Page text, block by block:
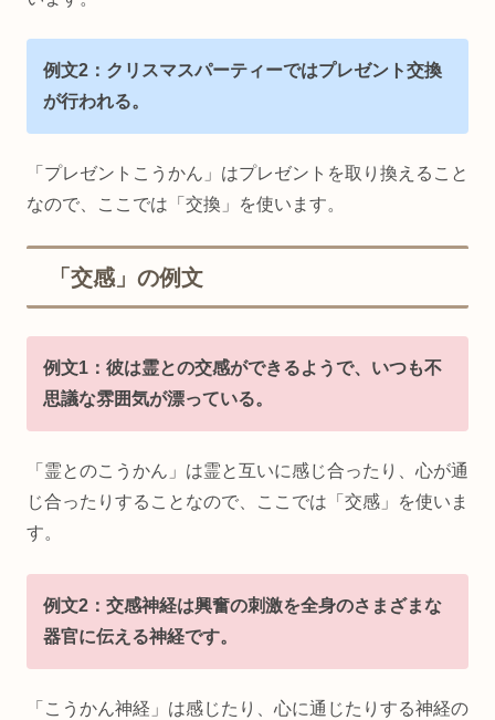
例文2：クリスマスパーティーではプレゼント交換
が行われる。
「プレゼントこうかん」はプレゼントを取り換えること
なので、ここでは「交換」を使います。
「交感」の例文
例文1：彼は霊との交感ができるようで、いつも不
思議な雰囲気が漂っている。
「霊とのこうかん」は霊と互いに感じ合ったり、心が通
じ合ったりすることなので、ここでは「交感」を使いま
す。
例文2：交感神経は興奮の刺激を全身のさまざまな
器官に伝える神経です。
「こうかん神経」は感じたり、心に通じたりする神経の